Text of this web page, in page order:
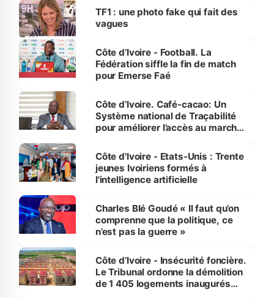
sur la scène internationale »
TF1 : une photo fake qui fait des
vagues
Côte d’Ivoire - Football. La
Fédération siffle la fin de match
pour Emerse Faé
Côte d’Ivoire. Café-cacao: Un
Système national de Traçabilité
pour améliorer l’accès au marché
Côte d'Ivoire - Etats-Unis : Trente
jeunes Ivoiriens formés à
l'intelligence artificielle
Charles Blé Goudé « Il faut qu’on
comprenne que la politique, ce
n’est pas la guerre »
Côte d’Ivoire - Insécurité foncière.
Le Tribunal ordonne la démolition
de 1 405 logements inaugurés